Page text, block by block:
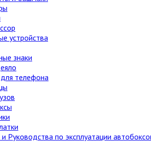
устройства
знаки
телефона
Руководства по эксплуатации